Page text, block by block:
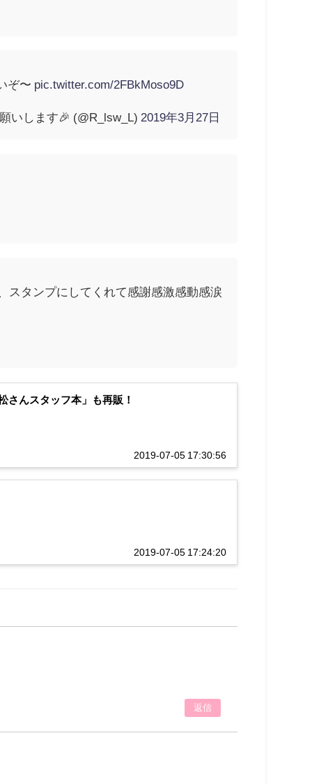
ぞ〜 pic.twitter.com/2FBkMoso9D
いします🎉 (@R_lsw_L) 2019年3月27日
スタンプにしてくれて感謝感激感動感涙
さんスタッフ本」も再販！
2019-07-05 17:30:56
2019-07-05 17:24:20
返信